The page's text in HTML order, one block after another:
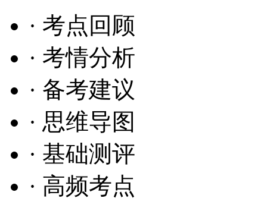
· 考点回顾
· 考情分析
· 备考建议
· 思维导图
· 基础测评
· 高频考点